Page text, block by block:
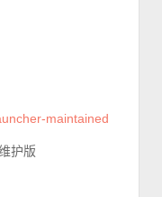
maintained
护版